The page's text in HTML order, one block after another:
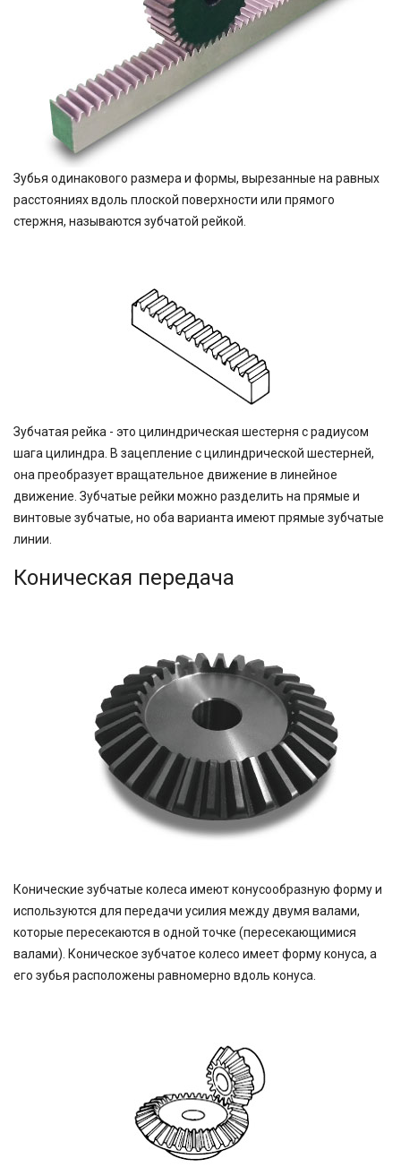
Зубья одинакового размера и формы, вырезанные на равных
расстояниях вдоль плоской поверхности или прямого
стержня, называются зубчатой рейкой.
Зубчатая рейка - это цилиндрическая шестерня с радиусом
шага цилиндра. В зацепление с цилиндрической шестерней,
она преобразует вращательное движение в линейное
движение. Зубчатые рейки можно разделить на прямые и
винтовые зубчатые, но оба варианта имеют прямые зубчатые
линии.
Коническая передача
Конические зубчатые колеса имеют конусообразную форму и
используются для передачи усилия между двумя валами,
которые пересекаются в одной точке (пересекающимися
валами). Коническое зубчатое колесо имеет форму конуса, а
его зубья расположены равномерно вдоль конуса.